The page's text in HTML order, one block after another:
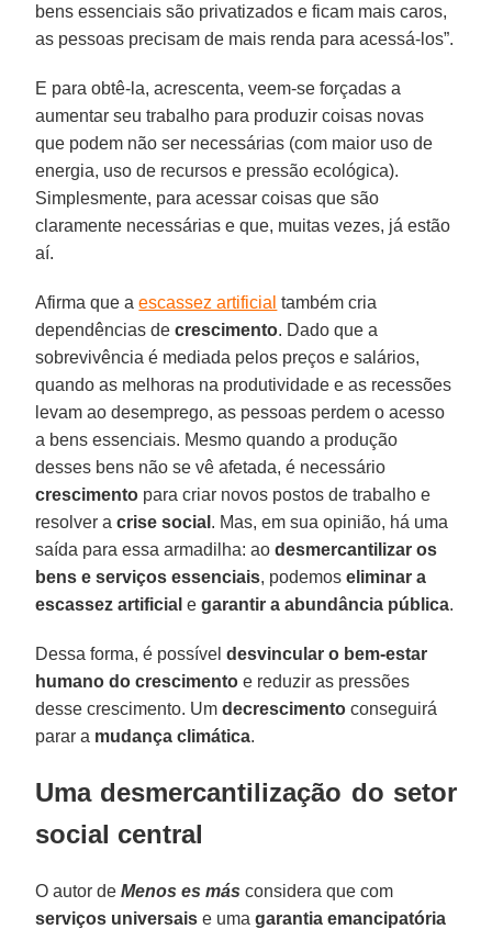
bens essenciais são privatizados e ficam mais caros,
as pessoas precisam de mais renda para acessá-los”.
E para obtê-la, acrescenta, veem-se forçadas a
aumentar seu trabalho para produzir coisas novas
que podem não ser necessárias (com maior uso de
energia, uso de recursos e pressão ecológica).
Simplesmente, para acessar coisas que são
claramente necessárias e que, muitas vezes, já estão
aí.
Afirma que aescassez artificial também cria
dependências decrescimento. Dado que a
sobrevivência é mediada pelos preços e salários,
quando as melhoras na produtividade e as recessões
levam ao desemprego, as pessoas perdem o acesso
a bens essenciais. Mesmo quando a produção
desses bens não se vê afetada, é necessário
crescimento para criar novos postos de trabalho e
resolver acrise social . Mas, em sua opinião, há uma
saída para essa armadilha: aodesmercantilizar os
bens e serviços essenciais, podemoseliminar a
escassez artificial egarantir a abundância pública.
Dessa forma, é possíveldesvincular o bem-estar
humano do crescimento e reduzir as pressões
desse crescimento. Umdecrescimento conseguirá
parar a mudança climática.
Uma desmercantilização do setor
social central
O autor deMenos es másconsidera que com
serviços universais e umagarantia emancipatória